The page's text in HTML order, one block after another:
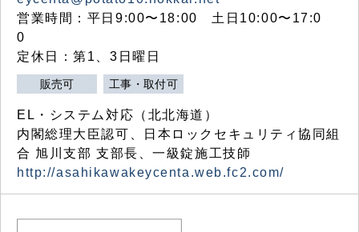
営業時間：平日9:00〜18:00 土日10:00〜17:0
0
定休日：第1、3日曜日
販売可 工事・取付可
EL・システム対応（北北海道）
内閣総理大臣認可、日本ロックセキュリティ協同組
合 旭川支部 支部長、一級錠施工技師
http://asahikawakeycenta.web.fc2.com/